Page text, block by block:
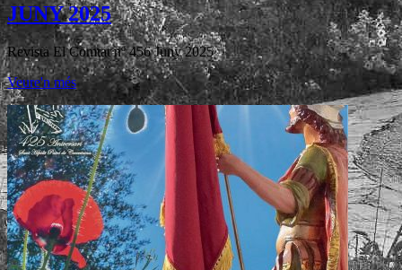
JUNY 2025
Revista El Comtat nº 456 Juny 2025
Veure'n més